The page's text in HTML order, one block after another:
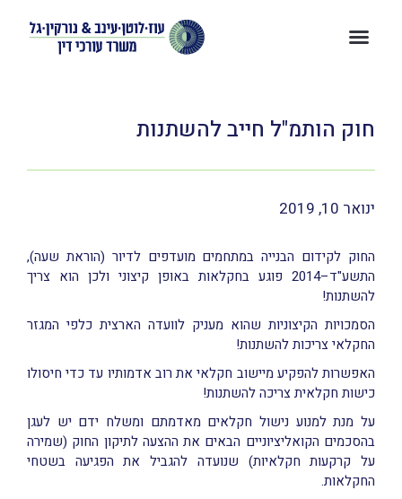
חוק הותמ"ל חייב להשתנות
ינואר 10, 2019
החוק לקידום הבנייה במתחמים מועדפים לדיור (הוראת שעה),
התשע"ד–2014 פוגע בחקלאות באופן קיצוני ולכן הוא צריך
להשתנות!
הסמכויות הקיצוניות שהוא מעניק לוועדה הארצית כלפי המגזר
החקלאי צריכות להשתנות!
האפשרות להפקיע מיישוב חקלאי את רוב אדמותיו עד כדי חיסולו
כישות חקלאית צריכה להשתנות!
על מנת למנוע נישול חקלאים מאדמתם ומשלח ידם יש לעגן
בהסכמים הקואליציוניים הבאים את ההצעה לתיקון החוק (שמירה
על קרקעות חקלאיות) שנועדה להגביל את הפגיעה בשטחי
החקלאות.